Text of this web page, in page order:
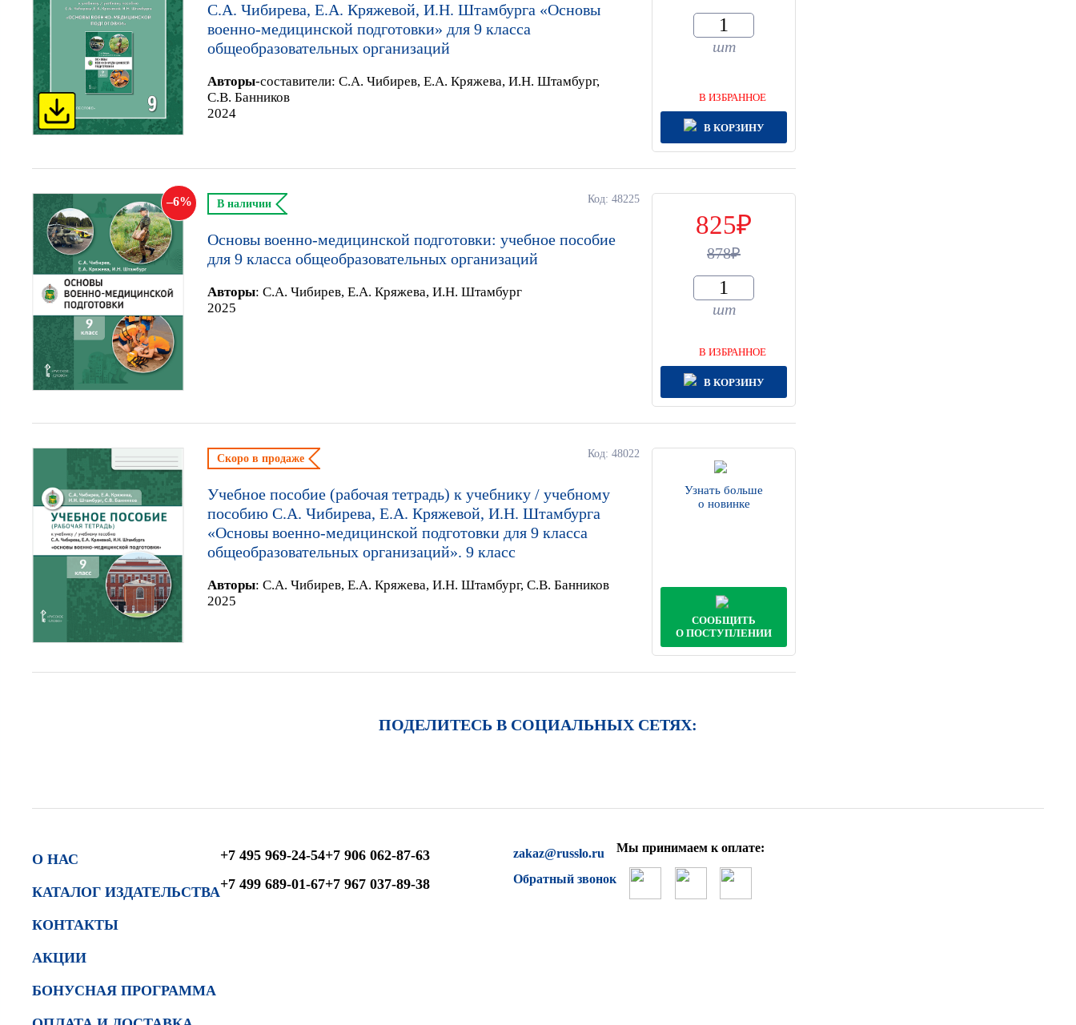
С.А. Чибирева, Е.А. Кряжевой, И.Н. Штамбурга «Основы
военно-медицинской подготовки» для 9 класса
общеобразовательных организаций
Авторы-составители: С.А. Чибирев, Е.А. Кряжева, И.Н. Штамбург,
С.В. Банников
2024
шт
В ИЗБРАННОЕ
В КОРЗИНУ
6 Код: 48225
В наличии
Основы военно-медицинской подготовки: учебное пособие
для 9 класса общеобразовательных организаций
Авторы: С.А. Чибирев, Е.А. Кряжева, И.Н. Штамбург
2025
825
878
шт
В ИЗБРАННОЕ
В КОРЗИНУ
Код: 48022
Скоро в продаже
Учебное пособие (рабочая тетрадь) к учебнику / учебному
пособию С.А. Чибирева, Е.А. Кряжевой, И.Н. Штамбурга
«Основы военно-медицинской подготовки для 9 класса
общеобразовательных организаций». 9 класс
Авторы: С.А. Чибирев, Е.А. Кряжева, И.Н. Штамбург, С.В. Банников
2025
Узнать больше
о новинке
СООБЩИТЬ
О ПОСТУПЛЕНИИ
ПОДЕЛИТЕСЬ В СОЦИАЛЬНЫХ СЕТЯХ:
О НАС
КАТАЛОГ ИЗДАТЕЛЬСТВА
КОНТАКТЫ
АКЦИИ
БОНУСНАЯ ПРОГРАММА
+7 495 969-24-54
+7 499 689-01-67
+7 906 062-87-63
+7 967 037-89-38
zakaz@russlo.ru
Обратный звонок
Мы принимаем к оплате: